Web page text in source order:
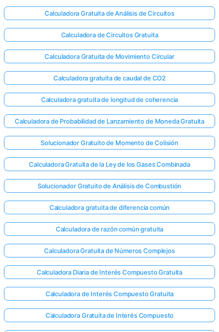
Calculadora Gratuita de Análisis de Circuitos
Calculadora de Circuitos Gratuita
Calculadora Gratuita de Movimiento Circular
Calculadora gratuita de caudal de CO2
Calculadora gratuita de longitud de coherencia
Calculadora de Probabilidad de Lanzamiento de Moneda Gratuita
Solucionador Gratuito de Momento de Colisión
Calculadora Gratuita de la Ley de los Gases Combinada
Solucionador Gratuito de Análisis de Combustión
Calculadora gratuita de diferencia común
Calculadora de razón común gratuita
Calculadora Gratuita de Números Complejos
Calculadora Diaria de Interés Compuesto Gratuita
Calculadora de Interés Compuesto Gratuita
Calculadora Gratuita de Interés Compuesto